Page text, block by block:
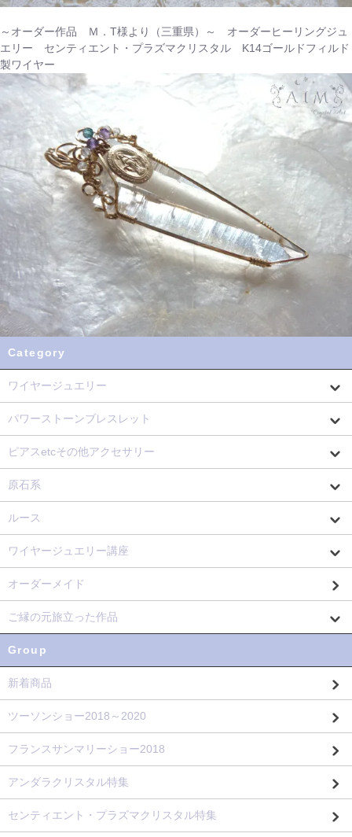
～オーダー作品 Ｍ．T様より（三重県）～ オーダーヒーリングジュ
エリー センティエント・プラズマクリスタル K14ゴールドフィルド
製ワイヤー
Category
ワイヤージュエリー
パワーストーンブレスレット
ピアスetcその他アクセサリー
原石系
ルース
ワイヤージュエリー講座
オーダーメイド
ご縁の元旅立った作品
Group
新着商品
ツーソンショー2018～2020
フランスサンマリーショー2018
アンダラクリスタル特集
センティエント・プラズマクリスタル特集